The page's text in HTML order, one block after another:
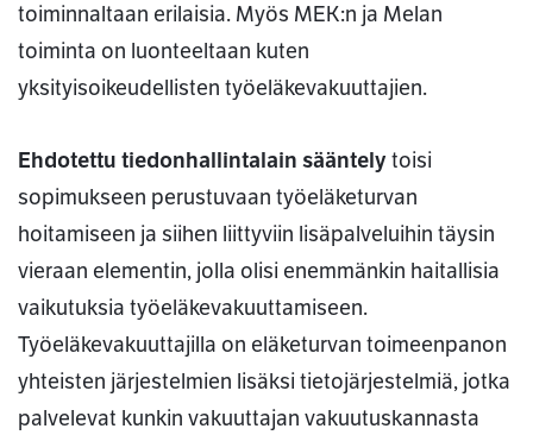
toiminnaltaan erilaisia. Myös MEK:n ja Melan
toiminta on luonteeltaan kuten
yksityisoikeudellisten työeläkevakuuttajien.
Ehdotettu tiedonhallintalain sääntelytoisi
sopimukseen perustuvaan työeläketurvan
hoitamiseen ja siihen liittyviin lisäpalveluihin täysin
vieraan elementin, jolla olisi enemmänkin haitallisia
vaikutuksia työeläkevakuuttamiseen.
Työeläkevakuuttajilla on eläketurvan toimeenpanon
yhteisten järjestelmien lisäksi tietojärjestelmiä, jotka
palvelevat kunkin vakuuttajan vakuutuskannasta